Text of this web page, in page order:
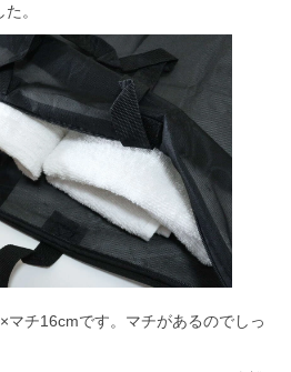
。
チ16cmです。マチがあるのでしっ